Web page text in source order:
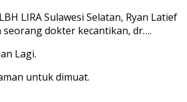
LIRA Sulawesi Selatan, Ryan Latief
dokter kecantikan, dr….
Lagi.
untuk dimuat.